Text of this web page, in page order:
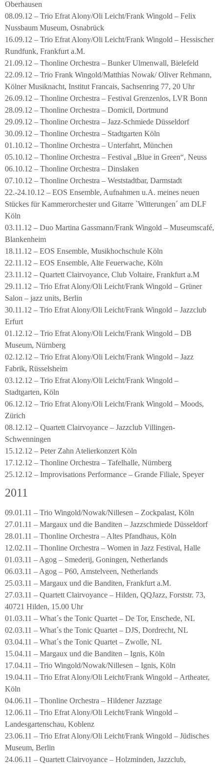
Oberhausen
08.09.12 – Trio Efrat Alony/Oli Leicht/Frank Wingold – Felix
Nussbaum Museum, Osnabrück
16.09.12 – Trio Efrat Alony/Oli Leicht/Frank Wingold – Hessischer
Rundfunk, Frankfurt a.M.
21.09.12 – Thonline Orchestra – Bunker Ulmenwall, Bielefeld
22.09.12 – Trio Frank Wingold/Matthias Nowak/ Oliver Rehmann,
Kölner Musiknacht, Institut Francais, Sachsenring 77, 20 Uhr
26.09.12 – Thonline Orchestra – Festival Grenzenlos, LVR Bonn
28.09.12 – Thonline Orchestra – Domicil, Dortmund
29.09.12 – Thonline Orchestra – Jazz-Schmiede Düsseldorf
30.09.12 – Thonline Orchestra – Stadtgarten Köln
01.10.12 – Thonline Orchestra – Unterfahrt, München
05.10.12 – Thonline Orchestra – Festival „Blue in Green“, Neuss
06.10.12 – Thonline Orchestra – Dinslaken
07.10.12 – Thonline Orchestra – Weststadtbar, Darmstadt
22.-24.10.12 – EOS Ensemble, Aufnahmen u.A. meines neuen
Stückes für Kammerorchester und Gitarre `Witterungen´ am DLF
Köln
03.11.12 – Duo Martina Gassmann/Frank Wingold – Museumscafé,
Blankenheim
18.11.12 – EOS Ensemble, Musikhochschule Köln
22.11.12 – EOS Ensemble, Alte Feuerwache, Köln
23.11.12 – Quartett Clairvoyance, Club Voltaire, Frankfurt a.M
29.11.12 – Trio Efrat Alony/Oli Leicht/Frank Wingold – Grüner
Salon – jazz units, Berlin
30.11.12 – Trio Efrat Alony/Oli Leicht/Frank Wingold – Jazzclub
Erfurt
01.12.12 – Trio Efrat Alony/Oli Leicht/Frank Wingold – DB
Museum, Nürnberg
02.12.12 – Trio Efrat Alony/Oli Leicht/Frank Wingold – Jazz
Fabrik, Rüsselsheim
03.12.12 – Trio Efrat Alony/Oli Leicht/Frank Wingold –
Stadtgarten, Köln
06.12.12 – Trio Efrat Alony/Oli Leicht/Frank Wingold – Moods,
Zürich
08.12.12 – Quartett Clairvoyance – Jazzclub Villingen-
Schwenningen
15.12.12 – Peter Zahn Atelierkonzert Köln
17.12.12 – Thonline Orchestra – Tafelhalle, Nürnberg
25.12.12 – Improvisations Performance – Grande Filiale, Speyer
2011
09.01.11 – Trio Wingold/Nowak/Nillesen – Zockpalast, Köln
27.01.11 – Margaux und die Banditen – Jazzschmiede Düsseldorf
28.01.11 – Thonline Orchestra – Altes Pfandhaus, Köln
12.02.11 – Thonline Orchestra – Women in Jazz Festival, Halle
01.03.11 – Agog – Smederij, Goningen, Netherlands
06.03.11 – Agog – P60, Amstelveen, Netherlands
25.03.11 – Margaux und die Banditen, Frankfurt a.M.
27.03.11 – Quartett Clairvoyance – Hilden, QQJazz, Forststr. 73,
40721 Hilden, 15.00 Uhr
01.03.11 – What´s the Tonic Quartet – De Tor, Enschede, NL
02.03.11 – What´s the Tonic Quartet – DJS, Dordrecht, NL
03.04.11 – What´s the Tonic Quartet – Zwolle, NL
15.04.11 – Margaux und die Banditen – Ignis, Köln
17.04.11 – Trio Wingold/Nowak/Nillesen – Ignis, Köln
19.04.11 – Trio Efrat Alony/Oli Leicht/Frank Wingold – Artheater,
Köln
04.06.11 – Thonline Orchestra – Hildener Jazztage
12.06.11 – Trio Efrat Alony/Oli Leicht/Frank Wingold –
Landesgartenschau, Koblenz
23.06.11 – Trio Efrat Alony/Oli Leicht/Frank Wingold – Jüdisches
Museum, Berlin
24.06.11 – Quartett Clairvoyance – Holzminden, Jazzclub,